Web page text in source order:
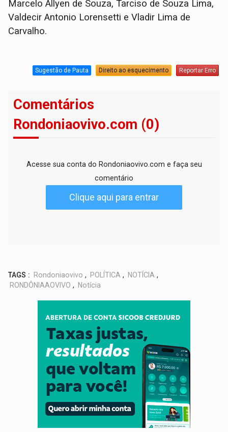
Marcelo Allyen de Souza, Tarciso de Souza Lima,
Valdecir Antonio Lorensetti e Vladir Lima de
Carvalho.
Sugestão de Pauta Direito ao esquecimento Reportar Erro
Comentários
Rondoniaovivo.com (0)
Acesse sua conta do Rondoniaovivo.com e faça seu
comentário
Clique aqui para entrar
TAGS : Rondoniaovivo , POLÍTICA , NOTÍCIA ,
RONDÔNIAAOVIVO , Notícia